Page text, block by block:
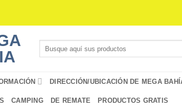
DIRECCIÓN/UBICACIÓN DE MEGA
CAMPING DE REMATE PRODUCTOS GRATIS